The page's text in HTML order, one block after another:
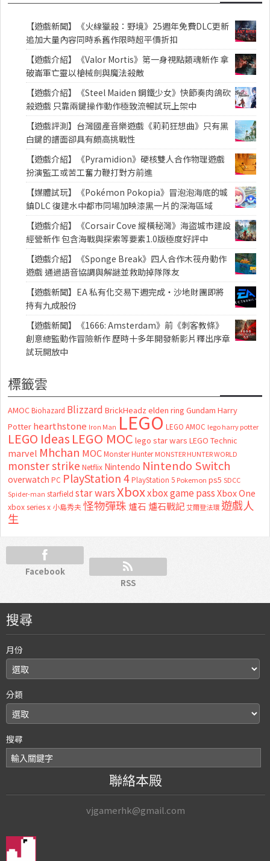
【遊戲新聞】《火線獵殺：野境》25週年免費DLC更新
追加大量內容同時系舊作限時超平價折扣
【遊戲介紹】《Valor Mortis》第一身視點類魂新作 拿
破崙軍亡靈以槍械劍與魔法殺敵
【遊戲介紹】《Steel Maiden 鋼鐵少女》快節奏肉鴿砍
殺遊戲 只靠兩鍵操作動作極致流暢試玩上架中
【遊戲評測】台灣國產音樂遊戲《莉莉狂想曲》只有黑
白鍵的譜面卻具有頗高挑戰性
【遊戲介紹】《Pyramidion》硬核雙人合作物理遊戲
扮演監工或苦工奮力鞭打對方前進
【媒體試玩】《Pokémon Pokopia》冒泡泡海底的城
鎮DLC 復建水中都市同場加映漆黑一片的深海區域
【遊戲介紹】《Corsair Cove 縱橫秘灣》海盜城市建設
經營新作 包含海戰與探索等要素1.0版極度好評中
【遊戲介紹】《Sponge Break》四人合作木筏舟動作
遊戲 通過語音協調與解謎並救助掉隊隊友
【遊戲新聞】EA 私有化交易下週完成・沙地財團即將
持有九成股份
【遊戲新聞】《1666: Amsterdam》前《刺客教條》
創意總監動作冒險新作 歷時十多年開發新影片釋出序章
試玩開放中
標籤雲
AMOC Biohazard Blizzard BrickHeadz elden ring Gundam Harry
Potter hearthstone Iron Man LEGO LEGO AMOC lego harry potter
LEGO Ideas LEGO MOC lego star wars LEGO Technic
marvel Mhchan MOC Monster Hunter MONSTER HUNTER WORLD
monster strike Netflix Nintendo Nintendo Switch
overwatch PC PlayStation 4 PlayStation 5 Pokemon ps5 SDCC
Spider-man starfield star warsXboxxbox game passXbox One
xbox series x 小島秀夫怪物彈珠 爐石 爐石戰記艾爾登法環 遊戲人
生
Facebook
RSS
搜尋
月份
分類
搜尋
聯絡本殿
vjgamerhk@gmail.com